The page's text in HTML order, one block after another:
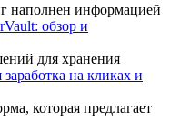
наполнен информацией
обзор и
для хранения
на кликах и
которая предлагает